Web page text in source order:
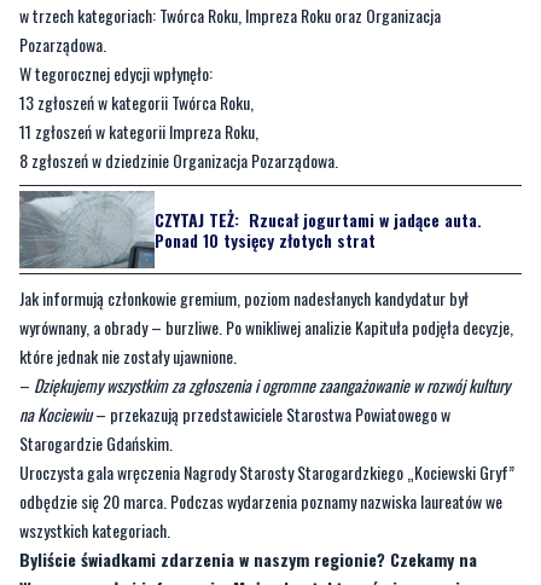
w trzech kategoriach: Twórca Roku, Impreza Roku oraz Organizacja
Pozarządowa.
W tegorocznej edycji wpłynęło:
13 zgłoszeń w kategorii Twórca Roku,
11 zgłoszeń w kategorii Impreza Roku,
8 zgłoszeń w dziedzinie Organizacja Pozarządowa.
CZYTAJ TEŻ: Rzucał jogurtami w jadące auta.
Ponad 10 tysięcy złotych strat
Jak informują członkowie gremium, poziom nadesłanych kandydatur był
wyrównany, a obrady – burzliwe. Po wnikliwej analizie Kapituła podjęła decyzje,
które jednak nie zostały ujawnione.
– Dziękujemy wszystkim za zgłoszenia i ogromne zaangażowanie w rozwój kultury
na Kociewiu– przekazują przedstawiciele Starostwa Powiatowego w
Starogardzie Gdańskim.
Uroczysta gala wręczenia Nagrody Starosty Starogardzkiego „Kociewski Gryf”
odbędzie się 20 marca. Podczas wydarzenia poznamy nazwiska laureatów we
wszystkich kategoriach.
Byliście świadkami zdarzenia w naszym regionie? Czekamy na